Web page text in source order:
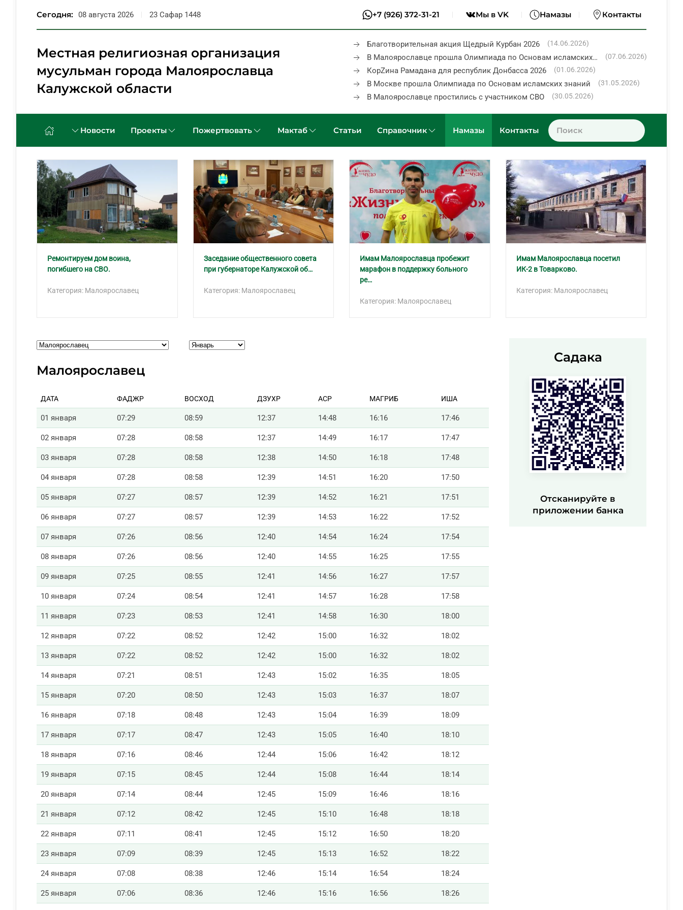
Перейти к содержимому
Сегодня: 08 августа 2026 23 Сафар 1448 +7 (926) 372-31-21 Мы в VK Намазы Контакты
Местная религиозная организация
мусульман города Малоярославца
Калужской области
Благотворительная акция Щедрый Курбан 2026 (14.06.2026)
В Малоярославце прошла Олимпиада по Основам исламских… (07.06.2026)
КорZина Рамадана для республик Донбасса 2026 (01.06.2026)
В Москве прошла Олимпиада по Основам исламских знаний (31.05.2026)
В Малоярославце простились с участником СВО (30.05.2026)
Новости Проекты Пожертвовать Мактаб Статьи Справочник Намазы Контакты
Ремонтируем дом воина,
погибшего на СВО.
Категория: Малоярославец
Заседание общественного совета
при губернаторе Калужской об…
Категория: Малоярославец
Имам Малоярославца пробежит
марафон в поддержку больного
ре…
Категория: Малоярославец
Имам Малоярославца посетил
ИК-2 в Товарково.
Категория: Малоярославец
Малоярославец
ДАТА ФАДЖР ВОСХОД ДЗУХР АСР МАГРИБ ИША
01 января 07:29 08:59 12:37 14:48 16:16 17:46
02 января 07:28 08:58 12:37 14:49 16:17 17:47
03 января 07:28 08:58 12:38 14:50 16:18 17:48
04 января 07:28 08:58 12:39 14:51 16:20 17:50
05 января 07:27 08:57 12:39 14:52 16:21 17:51
06 января 07:27 08:57 12:39 14:53 16:22 17:52
07 января 07:26 08:56 12:40 14:54 16:24 17:54
08 января 07:26 08:56 12:40 14:55 16:25 17:55
09 января 07:25 08:55 12:41 14:56 16:27 17:57
10 января 07:24 08:54 12:41 14:57 16:28 17:58
11 января 07:23 08:53 12:41 14:58 16:30 18:00
12 января 07:22 08:52 12:42 15:00 16:32 18:02
13 января 07:22 08:52 12:42 15:00 16:32 18:02
14 января 07:21 08:51 12:43 15:02 16:35 18:05
15 января 07:20 08:50 12:43 15:03 16:37 18:07
16 января 07:18 08:48 12:43 15:04 16:39 18:09
17 января 07:17 08:47 12:43 15:05 16:40 18:10
18 января 07:16 08:46 12:44 15:06 16:42 18:12
19 января 07:15 08:45 12:44 15:08 16:44 18:14
20 января 07:14 08:44 12:45 15:09 16:46 18:16
21 января 07:12 08:42 12:45 15:10 16:48 18:18
22 января 07:11 08:41 12:45 15:12 16:50 18:20
23 января 07:09 08:39 12:45 15:13 16:52 18:22
24 января 07:08 08:38 12:46 15:14 16:54 18:24
25 января 07:06 08:36 12:46 15:16 16:56 18:26
Садака
Отсканируйте в
приложении банка